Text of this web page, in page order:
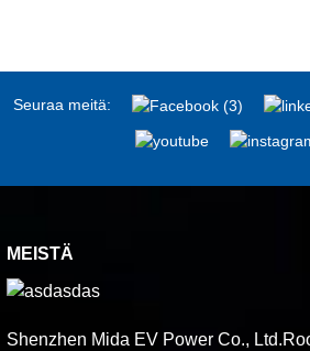
Seuraa meitä:
MEISTÄ
Shenzhen Mida EV Power Co.,